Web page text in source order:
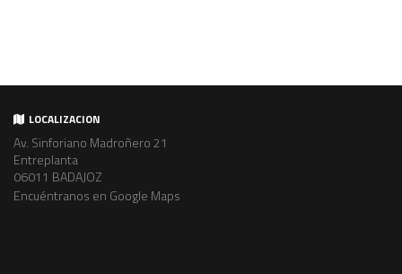
LOCALIZACION
Av. Sinforiano Madroñero 21
Entreplanta
06011 BADAJOZ
Encuéntranos en Google Maps